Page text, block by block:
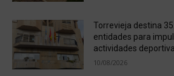
Torrevieja destina
entidades para
actividades
10/08/2026